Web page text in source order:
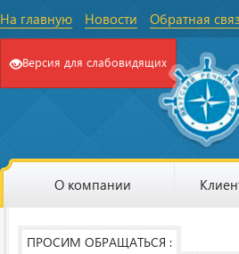
На главную Новости Обратная
Версия для слабовидящих
О компании
ПРОСИМ ОБРАЩАТЬСЯ :